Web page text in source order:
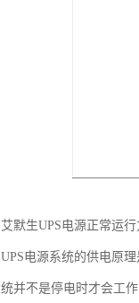
艾默生UPS电源正常运
UPS电源系统的供电原
统并不是停电时才会工